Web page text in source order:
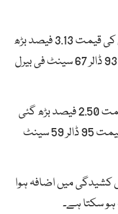
عالمی منڈی میں امریکی خام تیل کی قیمت 3.13 فیصد بڑھ
گئی ہے جس کے بعد امریکی تیل 93 ڈالر 67 سینٹ فی بیرل
برطانوی خام تیل برینٹ کروڈ کی قیمت 2.50 فیصد بڑھ گئی
ہے جس کے بعد اس کی فی بیرل قیمت 95 ڈالر 59 سینٹ
کشیدگی میں اضافہ ہوا
ہو سکتا ہے۔